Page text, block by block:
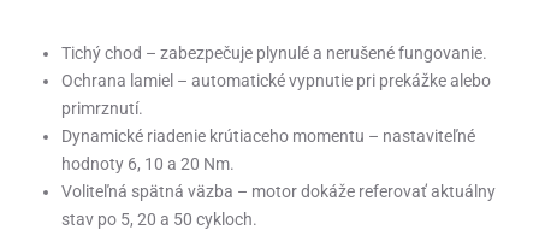
Tichý chod – zabezpečuje plynulé a nerušené fungovanie.
Ochrana lamiel – automatické vypnutie pri prekážke alebo
primrznutí.
Dynamické riadenie krútiaceho momentu – nastaviteľné
hodnoty 6, 10 a 20 Nm.
Voliteľná spätná väzba – motor dokáže referovať aktuálny
stav po 5, 20 a 50 cykloch.